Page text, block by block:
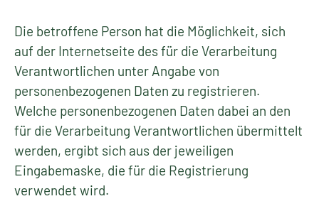
Die betroffene Person hat die Möglichkeit, sich
auf der Internetseite des für die Verarbeitung
Verantwortlichen unter Angabe von
personenbezogenen Daten zu registrieren.
Welche personenbezogenen Daten dabei an den
für die Verarbeitung Verantwortlichen übermittelt
werden, ergibt sich aus der jeweiligen
Eingabemaske, die für die Registrierung
verwendet wird.